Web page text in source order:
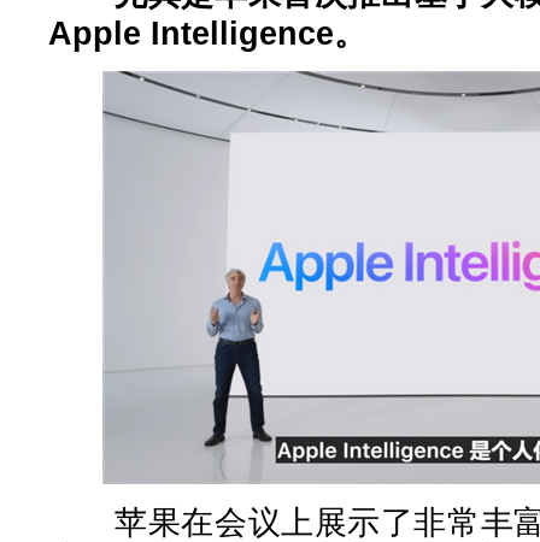
Apple Intelligence。
苹果在会议上展示了非常丰